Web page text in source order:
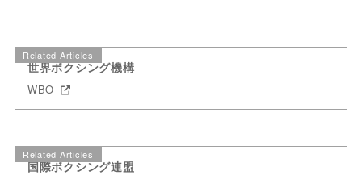
Related Articles
世界ボクシング機構
WBO
Related Articles
国際ボクシング連盟